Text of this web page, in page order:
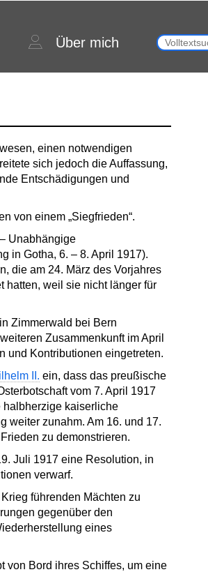
Über mich
einen notwendigen
sich jedoch die Auffassung,
Entschädigungen und
von einem „Siegfrieden“.
Unabhängige
in Gotha, 6. – 8. April 1917).
die am 24. März des Vorjahres
hatten, weil sie nicht länger für
Zimmerwald bei Bern
Zusammenkunft im April
und Kontributionen eingetreten.
II. ein, dass das preußische
vom 7. April 1917
halbherzige kaiserliche
weiter zunahm. Am 16. und 17.
zu demonstrieren.
Juli 1917 eine Resolution, in
verwarf.
führenden Mächten zu
gegenüber den
eines
von Bord ihres Schiffes, um eine